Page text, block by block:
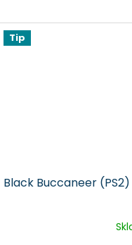
Tip
Black Buccaneer (PS2)